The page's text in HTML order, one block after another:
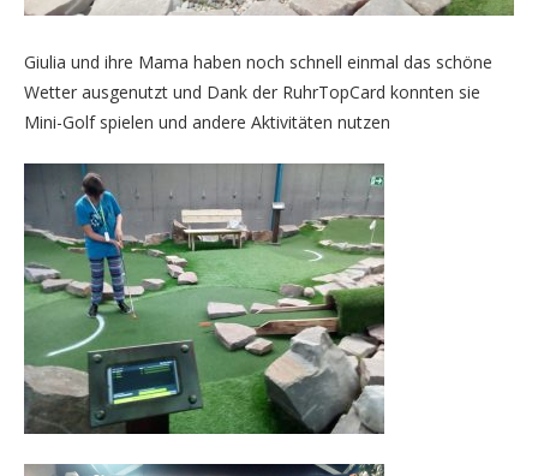
Giulia und ihre Mama haben noch schnell einmal das schöne
Wetter ausgenutzt und Dank der RuhrTopCard konnten sie
Mini-Golf spielen und andere Aktivitäten nutzen